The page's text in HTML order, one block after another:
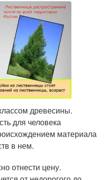
древесины.
для человека
материала
в нем.
отнести цену.